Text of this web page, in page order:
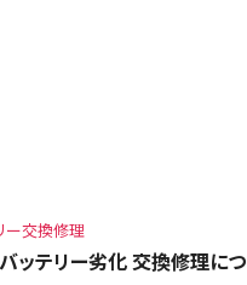
ー交換修理
ッテリー劣化 交換修理に